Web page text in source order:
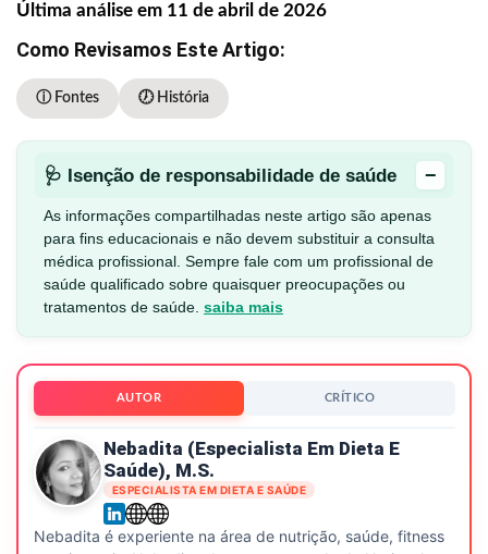
Última análise em 11 de abril de 2026
Como Revisamos Este Artigo:
ⓘ Fontes 🕖 História
🩺 Isenção de responsabilidade de saúde −
As informações compartilhadas neste artigo são apenas
para fins educacionais e não devem substituir a consulta
médica profissional. Sempre fale com um profissional de
saúde qualificado sobre quaisquer preocupações ou
tratamentos de saúde. saiba mais
AUTOR CRÍTICO
Nebadita (especialista Em Dieta E
Saúde), M.S.
ESPECIALISTA EM DIETA E SAÚDE
Nebadita é experiente na área de nutrição, saúde, fitness